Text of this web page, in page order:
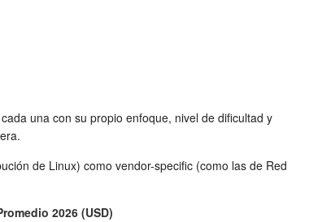
una con su propio enfoque, nivel de dificultad y
de Linux) como vendor-specific (como las de Red
2026 (USD)